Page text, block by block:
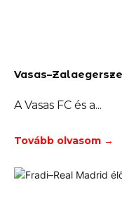
A Vasas FC és a
Tovább olvasom →